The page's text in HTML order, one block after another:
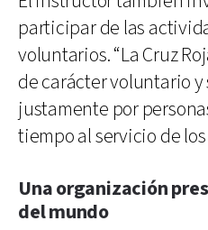
participar de las
voluntarios. “La Cruz
de carácter voluntario
justamente por
tiempo al servicio de
Una organización
del mundo